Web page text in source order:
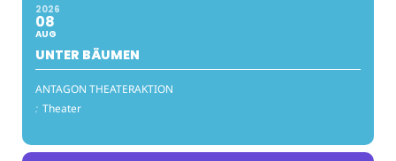
2026
08
AUG
UNTER BÄUMEN
ANTAGON THEATERAKTION
: Theater